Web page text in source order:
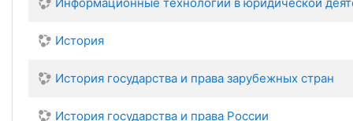
История
История государства и права зарубежных стран
История государства и права России